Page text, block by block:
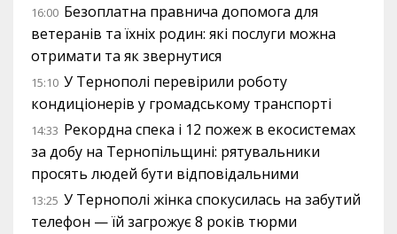
16:00 Безоплатна правнича допомога для
ветеранів та їхніх родин: які послуги можна
отримати та як звернутися
15:10 У Тернополі перевірили роботу
кондиціонерів у громадському транспорті
14:33 Рекордна спека і 12 пожеж в екосистемах
за добу на Тернопільщині: рятувальники
просять людей бути відповідальними
13:25 У Тернополі жінка спокусилась на забутий
телефон — їй загрожує 8 років тюрми